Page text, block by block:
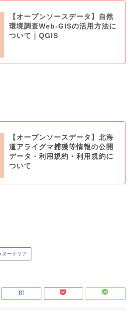
【オープンソースデータ】自然
環境調査Web-GISの活用方法に
ついて｜QGIS
【オープンソースデータ】北海
道アライグマ捕獲等情報の公開
データ・利用規約・利用規約に
ついて
ヌートリア